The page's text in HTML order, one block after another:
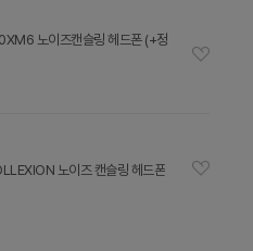
노이즈캔슬링 헤드폰 (+정
노이즈 캔슬링 헤드폰